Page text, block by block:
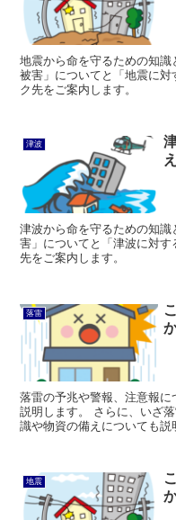
地震から命を守るための知
被害」についてと「地震に
ク先をご案内します。
津波
津波から命を守るための知
害」についてと「津波に対
先をご案内します。
落雷
落雷の予兆や警報、注意報
説明します。 さらに、いざ
識や物資の備えについても説
地震